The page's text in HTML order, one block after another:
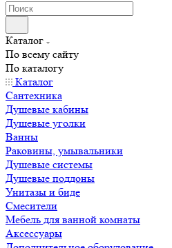
Каталог
По всему сайту
По каталогу
Каталог
Сантехника
Душевые кабины
Душевые уголки
Ванны
Раковины, умывальники
Душевые системы
Душевые поддоны
Унитазы и биде
Смесители
Мебель для ванной комнаты
Аксессуары